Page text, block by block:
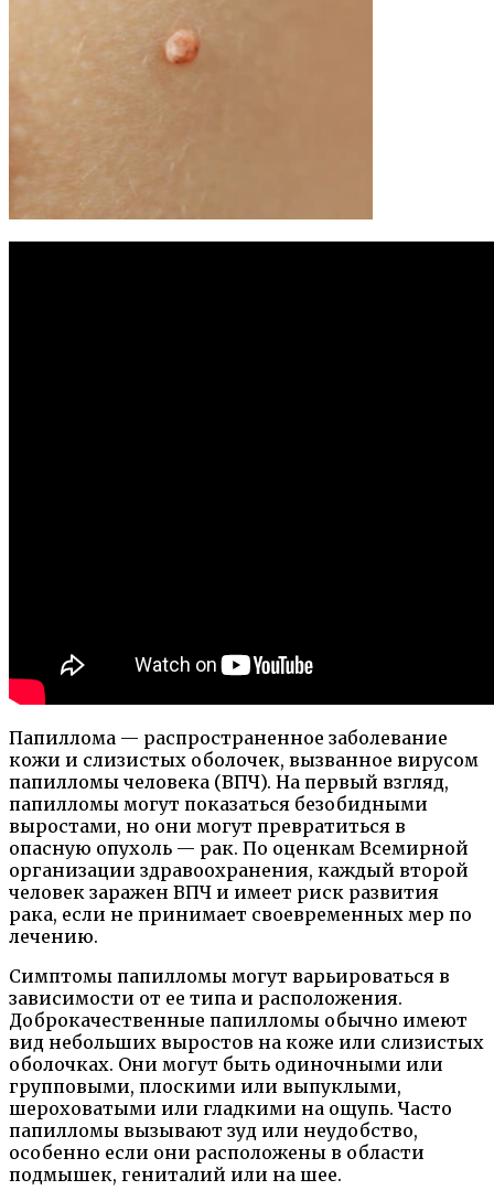
Папиллома — распространенное заболевание
кожи и слизистых оболочек, вызванное вирусом
папилломы человека (ВПЧ). На первый взгляд,
папилломы могут показаться безобидными
выростами, но они могут превратиться в
опасную опухоль — рак. По оценкам Всемирной
организации здравоохранения, каждый второй
человек заражен ВПЧ и имеет риск развития
рака, если не принимает своевременных мер по
лечению.
Симптомы папилломы могут варьироваться в
зависимости от ее типа и расположения.
Доброкачественные папилломы обычно имеют
вид небольших выростов на коже или слизистых
оболочках. Они могут быть одиночными или
групповыми, плоскими или выпуклыми,
шероховатыми или гладкими на ощупь. Часто
папилломы вызывают зуд или неудобство,
особенно если они расположены в области
подмышек, гениталий или на шее.